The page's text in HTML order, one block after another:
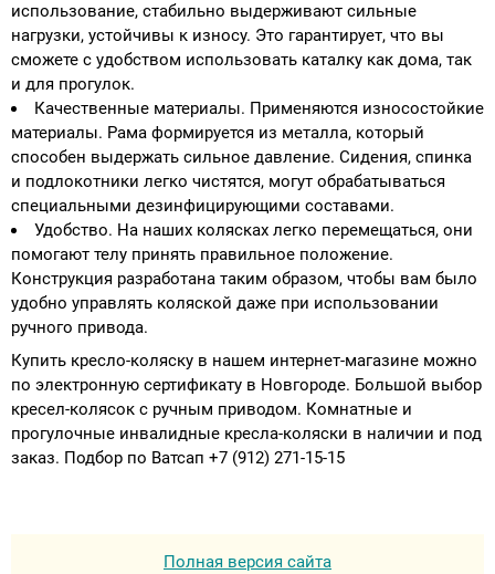
использование, стабильно выдерживают сильные
нагрузки, устойчивы к износу. Это гарантирует, что вы
сможете с удобством использовать каталку как дома, так
и для прогулок.
Качественные материалы. Применяются износостойкие
материалы. Рама формируется из металла, который
способен выдержать сильное давление. Сидения, спинка
и подлокотники легко чистятся, могут обрабатываться
специальными дезинфицирующими составами.
Удобство. На наших колясках легко перемещаться, они
помогают телу принять правильное положение.
Конструкция разработана таким образом, чтобы вам было
удобно управлять коляской даже при использовании
ручного привода.
Купить кресло-коляску в нашем интернет-магазине можно
по электронную сертификату в Новгороде. Большой выбор
кресел-колясок с ручным приводом. Комнатные и
прогулочные инвалидные кресла-коляски в наличии и под
заказ. Подбор по Ватсап +7 (912) 271-15-15
Полная версия сайта